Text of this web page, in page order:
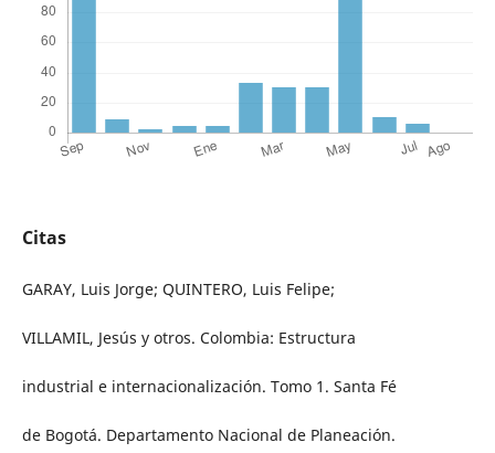
Citas
GARAY, Luis Jorge; QUINTERO, Luis Felipe;
VILLAMIL, Jesús y otros. Colombia: Estructura
industrial e internacionalización. Tomo 1. Santa Fé
de Bogotá. Departamento Nacional de Planeación.